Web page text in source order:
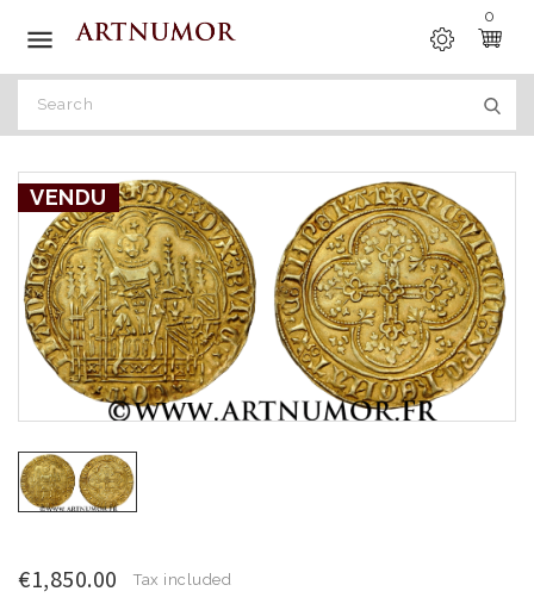

0
VENDU
€1,850.00 Tax included